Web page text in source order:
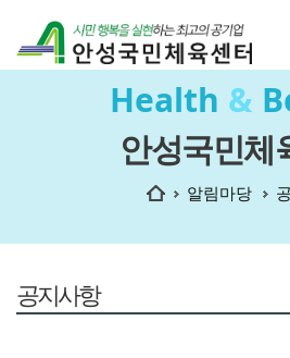
Health &
안성국민체
홈 알림마당
공지사항